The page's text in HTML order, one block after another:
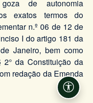
de autonomia
exatos termos do
n.º 06 de 12 de
I do artigo 181 da
Janeiro, bem como
2° da Constituição da
redação da Emenda